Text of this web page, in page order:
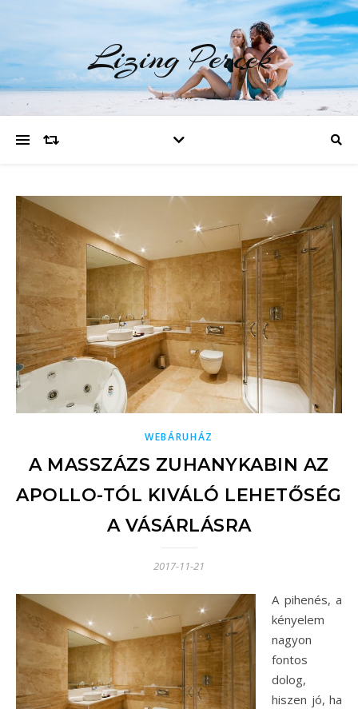
Lizing Percek
WEBÁRUHÁZ
A MASSZÁZS ZUHANYKABIN AZ
APOLLO-TÓL KIVÁLÓ LEHETŐSÉG
A VÁSÁRLÁSRA
2017-11-21
A pihenés, a
kényelem
nagyon
fontos
dolog,
hiszen jó, ha